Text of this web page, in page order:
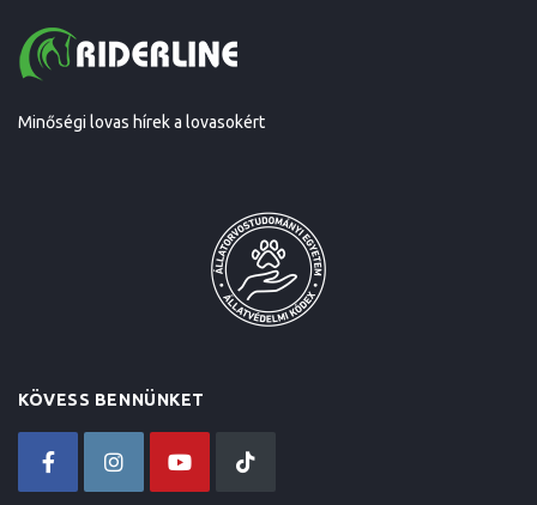
Minőségi lovas hírek a lovasokért
KÖVESS BENNÜNKET